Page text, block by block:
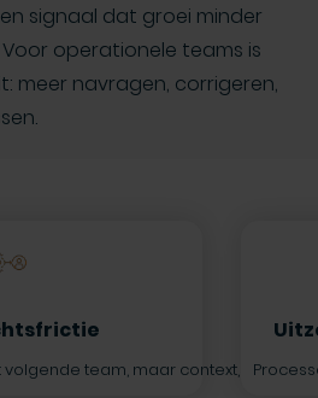
signaal dat groei minder
operationele teams is
meer navragen, corrigeren,
team, maar context,